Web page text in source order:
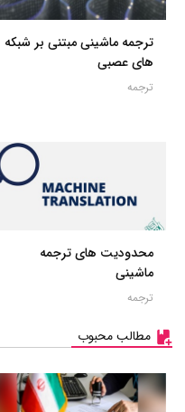
ترجمه ماشینی مبتنی بر شبکه
های عصبی
ترجمه
محدودیت های ترجمه
ماشینی
ترجمه
مطالب محبوب